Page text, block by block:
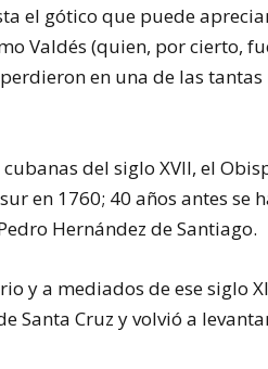
el gótico que puede
Valdés (quien, por cierto,
en una de las
del siglo XVII, el
en 1760; 40 años antes se
Hernández de Santiago.
y a mediados de ese siglo
Santa Cruz y volvió a